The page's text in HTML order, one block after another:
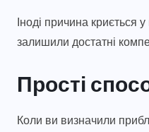
Іноді причина
залишили достатні
Прості
Коли ви визначили